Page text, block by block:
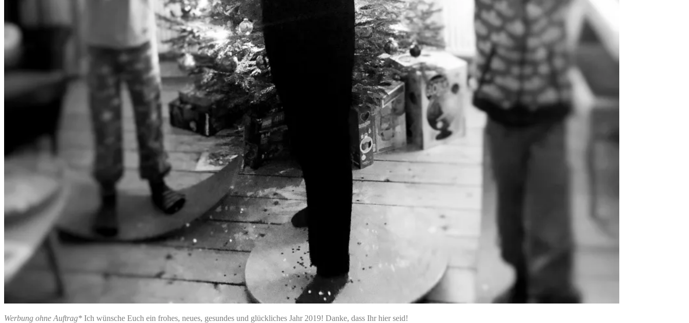
Werbung ohne Auftrag* Ich wünsche Euch ein frohes, neues, gesundes und glückliches Jahr 2019! Danke, dass Ihr hier seid!